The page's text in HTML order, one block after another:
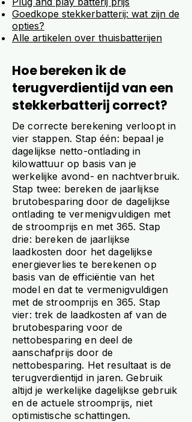
Goedkope stekkerbatterij: wat zijn de
opties?
Alle artikelen over thuisbatterijen
Hoe bereken ik de
terugverdientijd van een
stekkerbatterij correct?
De correcte berekening verloopt in
vier stappen. Stap één: bepaal je
dagelijkse netto-ontlading in
kilowattuur op basis van je
werkelijke avond- en nachtverbruik.
Stap twee: bereken de jaarlijkse
brutobesparing door de dagelijkse
ontlading te vermenigvuldigen met
de stroomprijs en met 365. Stap
drie: bereken de jaarlijkse
laadkosten door het dagelijkse
energieverlies te berekenen op
basis van de efficiëntie van het
model en dat te vermenigvuldigen
met de stroomprijs en 365. Stap
vier: trek de laadkosten af van de
brutobesparing voor de
nettobesparing en deel de
aanschafprijs door de
nettobesparing. Het resultaat is de
terugverdientijd in jaren. Gebruik
altijd je werkelijke dagelijkse gebruik
en de actuele stroomprijs, niet
optimistische schattingen.